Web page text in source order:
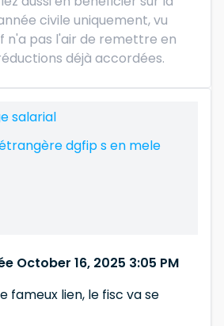
civile uniquement, vu
n'a pas l'air de remettre en
déjà accordées.
salarial
dgfip s en mele
October 16, 2025 3:05 PM
fameux lien, le fisc va se